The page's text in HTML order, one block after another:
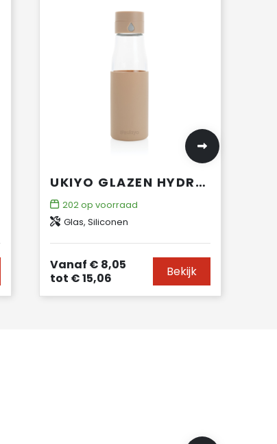
UKIYO GLAZEN HYDRATATIE-TRACKINGFLES MET SLEEVE
202op voorraad
Glas, Siliconen
Vanaf € 8,05
tot € 15,06 Bekijk